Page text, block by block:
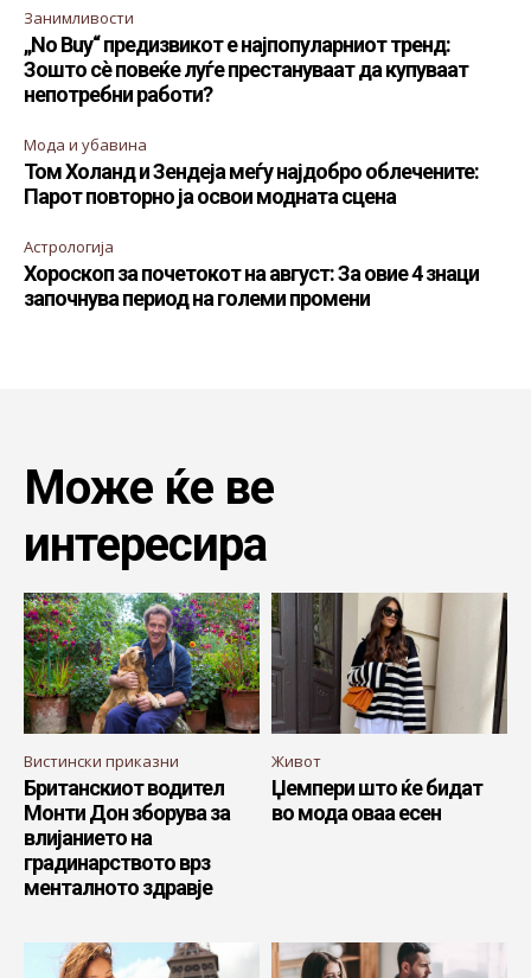
Занимливости
„No Buy“ предизвикот е најпопуларниот тренд:
Зошто сè повеќе луѓе престануваат да купуваат
непотребни работи?
Мода и убавина
Том Холанд и Зендеја меѓу најдобро облечените:
Парот повторно ја освои модната сцена
Астрологија
Хороскоп за почетокот на август: За овие 4 знаци
започнува период на големи промени
Може ќе ве
интересира
Вистински приказни
Британскиот водител
Монти Дон зборува за
влијанието на
градинарството врз
менталното здравје
Живот
Џемпери што ќе бидат
во мода оваа есен